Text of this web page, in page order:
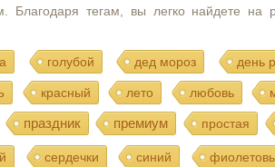
Благодаря тегам, вы легко найдете
голубой дед мороз день
красный лето любовь
праздник премиум простая
сердечки синий